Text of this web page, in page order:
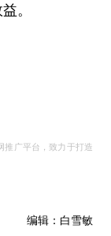
。
推广平台，致力于打造
编辑： 白雪敏